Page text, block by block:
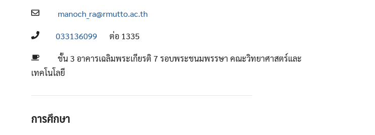
manoch_ra@rmutto.ac.th
033136099 ต่อ 1335
ชั้น 3 อาคารเฉลิมพระเกียรติ 7 รอบพระชนมพรรษา คณะวิทยาศาสตร์และ
เทคโนโลยี
การศึกษา